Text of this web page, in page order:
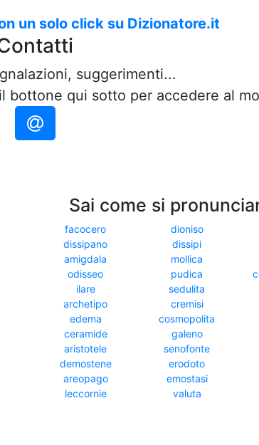
un solo click su Dizionatore.it
suggerimenti...
bottone qui sotto per accedere al
Sai come si
facocero dioniso
dissipano
dissipi
amigdala
mollica
odisseo
pudica
ilare
sedulita
archetipo
cremisi
edema
cosmopolita
ceramide
galeno
aristotele
senofonte
demostene
erodoto
areopago
emostasi
leccornie
valuta